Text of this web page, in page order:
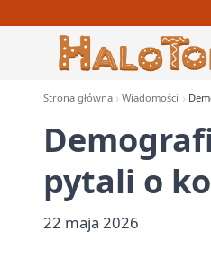
Strona główna Wiadomości
pytali o
22 maja 2026